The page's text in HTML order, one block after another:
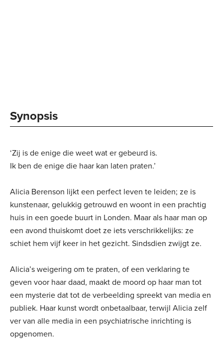
Synopsis
‘Zij is de enige die weet wat er gebeurd is.
Ik ben de enige die haar kan laten praten.’
Alicia Berenson lijkt een perfect leven te leiden; ze is
kunstenaar, gelukkig getrouwd en woont in een prachtig
huis in een goede buurt in Londen. Maar als haar man op
een avond thuiskomt doet ze iets verschrikkelijks: ze
schiet hem vijf keer in het gezicht. Sindsdien zwijgt ze.
Alicia’s weigering om te praten, of een verklaring te
geven voor haar daad, maakt de moord op haar man tot
een mysterie dat tot de verbeelding spreekt van media en
publiek. Haar kunst wordt onbetaalbaar, terwijl Alicia zelf
ver van alle media in een psychiatrische inrichting is
opgenomen.